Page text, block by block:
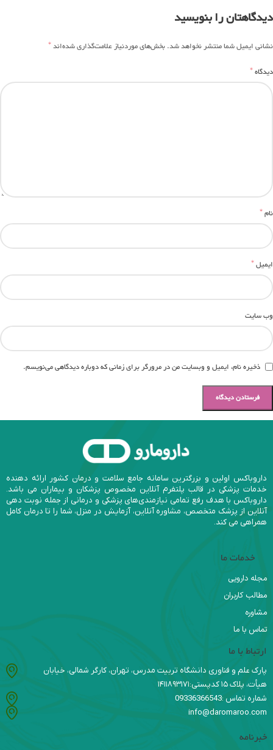
دیدگاهتان را بنویسید
نشانی ایمیل شما منتشر نخواهد شد.بخش‌های موردنیاز علامت‌گذاری شده‌اند*
دیدگاه*
نام*
ایمیل*
وب‌ سایت
ذخیره نام، ایمیل و وبسایت من در مرورگر برای زمانی که دوباره دیدگاهی می‌نویسم.
داروباکس اولین و بزرگترین سامانه جامع سلامت و درمان کشور ارائه دهنده
خدمات پزشکی در قالب پلتفرم آنلاین مخصوص پزشکان و بیماران می باشد.
داروباکس با هدف رفع تمامی نیازمندی‌های پزشکی و درمانی از جمله نوبت دهی
آنلاین از پزشک متخصص، مشاوره آنلاین، آزمایش در منزل، شما را تا درمان کامل
همراهی می کند.
خدمات ما
مجله دارویی
مطالب کاربران
مشاوره
تماس با ما
ارتباط با ما
پارک علم و فناوری دانشگاه تربیت مدرس، تهران، کارگر شمالی، خیابان
هیأت، پلاک ۱۵ کدپستی:۱۴۱۱۸۹۳۱۷۱
شماره تماس :09336366543
info@daromaroo.com
خبرنامه